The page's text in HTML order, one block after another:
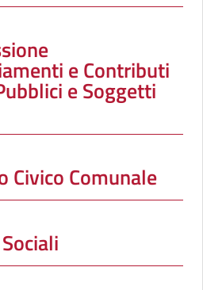
e Contributi
e Soggetti
Civico Comunale